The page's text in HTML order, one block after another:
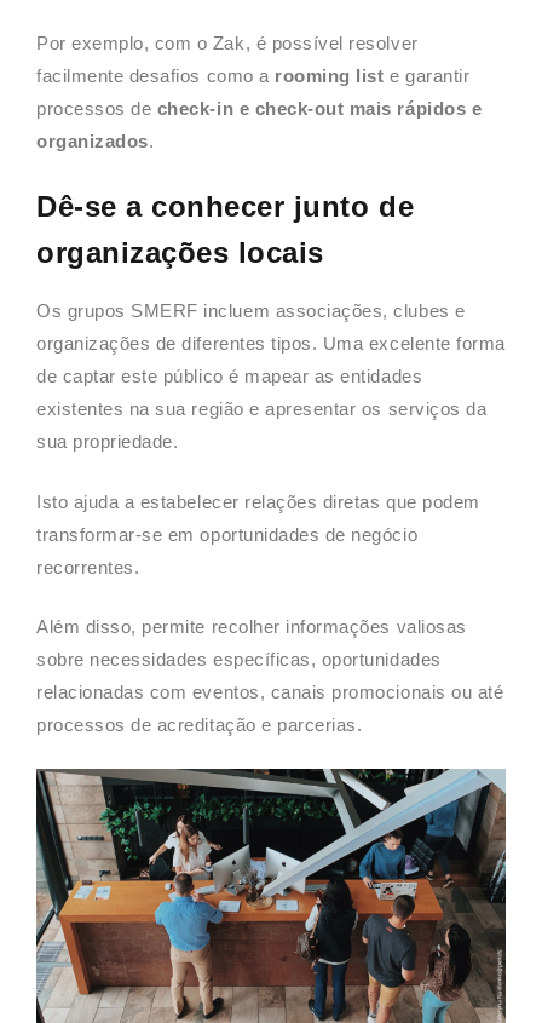
Por exemplo, com o Zak, é possível resolver
facilmente desafios como a rooming list e garantir
processos de check-in e check-out mais rápidos e
organizados.
Dê-se a conhecer junto de
organizações locais
Os grupos SMERF incluem associações, clubes e
organizações de diferentes tipos. Uma excelente forma
de captar este público é mapear as entidades
existentes na sua região e apresentar os serviços da
sua propriedade.
Isto ajuda a estabelecer relações diretas que podem
transformar-se em oportunidades de negócio
recorrentes.
Além disso, permite recolher informações valiosas
sobre necessidades específicas, oportunidades
relacionadas com eventos, canais promocionais ou até
processos de acreditação e parcerias.